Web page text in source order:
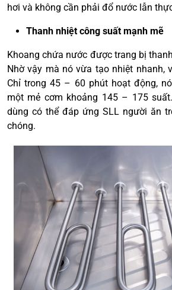
hơi và không cần phải đổ nước lẫn
Thanh nhiệt công suất mạnh mẽ
Khoang chứa nước được trang bị
Nhờ vậy mà nó vừa tạo nhiệt nhanh,
Chỉ trong 45 – 60 phút hoạt động,
một mẻ cơm khoảng 145 – 175
dùng có thể đáp ứng SLL người ăn
chóng.